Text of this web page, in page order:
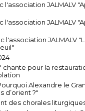
l'association JALMALV
l'association JALMALV
l'association JALMALV
chante pour la
Alexandre le
d’orient ?"
des chorales